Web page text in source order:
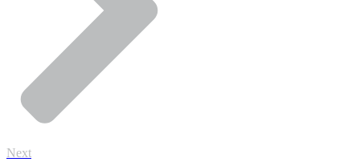
Next